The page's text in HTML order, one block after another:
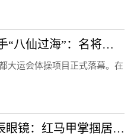
（成都大运会）体操选手“八仙过海”：名将惺惺相惜 遗憾收获并存
大运会体操项目正式落幕。在
红马甲掌掴居民（xj星辰眼镜：红马甲掌掴居民）